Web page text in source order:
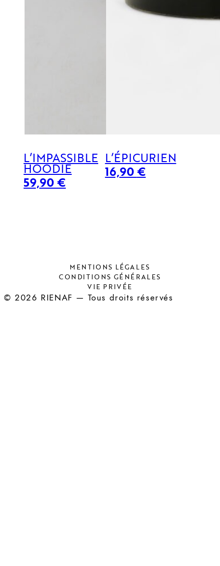
L’IMPASSIBLE
HOODIE
59,90€
L’ÉPICURIEN
16,90€
MENTIONS LÉGALES
CONDITIONS GÉNÉRALES
VIE PRIVÉE
© 2026 RIENAF — Tous droits réservés